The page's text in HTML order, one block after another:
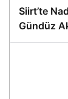
Siirt’te
Gündüz